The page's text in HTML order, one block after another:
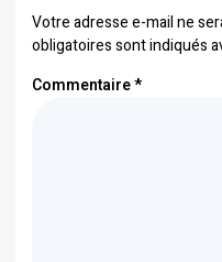
Votre adresse e-mail ne
obligatoires sont indiqués
Commentaire*